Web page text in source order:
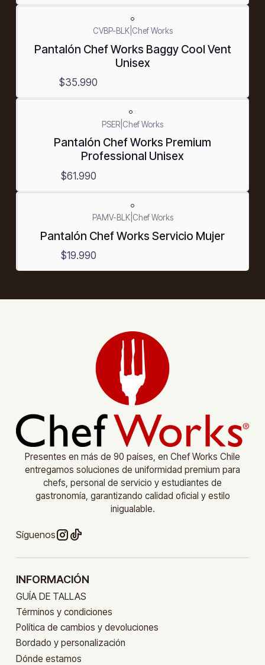
CVBP-BLK| Chef Works
Pantalón Chef Works Baggy Cool Vent
Unisex
$35.990
PSER Chef Works
Pantalón Chef Works Premium
Professional Unisex
$61.990
PAMV-BLK| Chef Works
Pantalón Chef Works Servicio Mujer
$19.990
Presentes en más de 90 países, en Chef Works Chile
entregamos soluciones de uniformidad premium para
chefs, personal de servicio y estudiantes de
gastronomía, garantizando calidad oficial y estilo
inigualable.
Síguenos
INFORMACIÓN
GUÍA DE TALLAS
Términos y condiciones
Política de cambios y devoluciones
Bordado y personalización
Dónde estamos